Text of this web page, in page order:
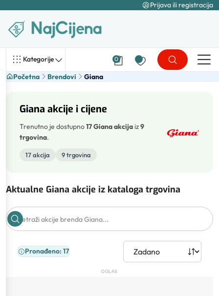
Prijava ili registracija
Kategorije 0
Početna Brendovi Giana
Giana akcije i cijene
Trenutno je dostupno17 Giana akcija iz9
trgovina.
17 akcija 9 trgovina
Aktualne Giana akcije iz kataloga trgovina
Pronađeno: 17
OGLAS